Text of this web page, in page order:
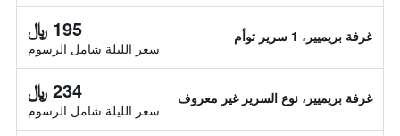
غرفة بريميير، 1 سرير توأم 195 ﷼
سعر الليلة شامل الرسوم
غرفة بريميير، نوع السرير غير معروف 234 ﷼
سعر الليلة شامل الرسوم